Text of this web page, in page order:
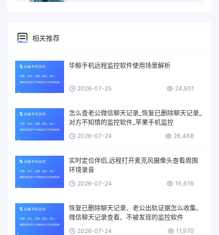
相关推荐
华鲸手机远程监控软件使用场景解析
2026-07-25 24,951
怎么查老公微信聊天记录_恢复已删除聊天记录_
对方不知情的监控软件_苹果手机监控
2026-07-24 26,468
实时定位伴侣,远程打开麦克风摄像头查看周围
环境录音
2026-07-24 16,616
恢复已删除聊天记录、老公出轨证据怎么收集、
微信聊天记录查看、不被发现的监控软件
2026-07-24 11,970